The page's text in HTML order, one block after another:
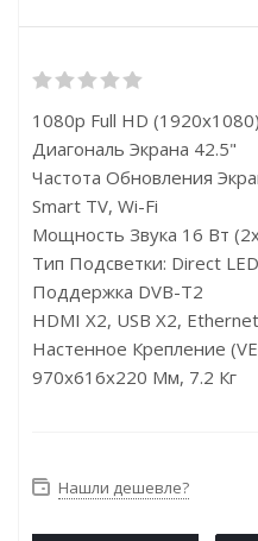
1080p Full HD (1920x1080)
Диагональ Экрана 42.5"
Частота Обновления
Smart TV, Wi-Fi
Мощность Звука 16 Вт
Тип Подсветки: Direct LED
Поддержка DVB-T2
HDMI X2, USB X2, Ethernet
Настенное Крепление
970x616x220 Мм, 7.2 Кг
Нашли дешевле?